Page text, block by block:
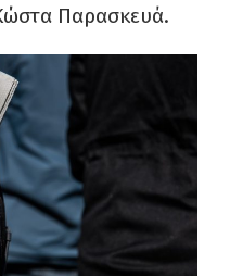
Παρασκευά.